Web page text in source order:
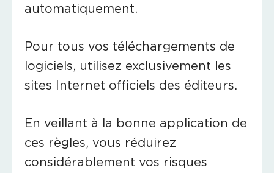
automatiquement.
Pour tous vos téléchargements de
logiciels, utilisez exclusivement les
sites Internet officiels des éditeurs.
En veillant à la bonne application de
ces règles, vous réduirez
considérablement vos risques